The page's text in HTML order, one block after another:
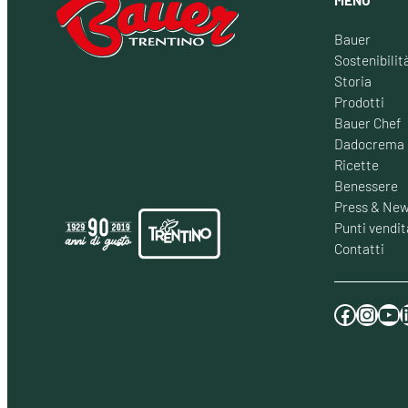
Bauer
Storia
Prodotti
Bauer Chef
Dadocrema
Ricette
Benessere
Press &
Punti
Contatti
Facebook Instagram YouTube LinkedIn